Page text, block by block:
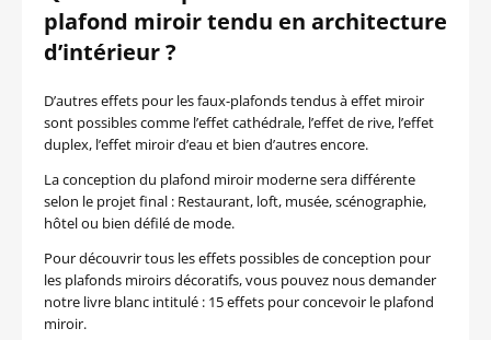
plafond miroir tendu en architecture
d’intérieur ?
D’autres effets pour les faux-plafonds tendus à effet miroir
sont possibles comme l’effet cathédrale, l’effet de rive, l’effet
duplex, l’effet miroir d’eau et bien d’autres encore.
La conception du plafond miroir moderne sera différente
selon le projet final : Restaurant, loft, musée, scénographie,
hôtel ou bien défilé de mode.
Pour découvrir tous les effets possibles de conception pour
les plafonds miroirs décoratifs, vous pouvez nous demander
notre livre blanc intitulé : 15 effets pour concevoir le plafond
miroir.